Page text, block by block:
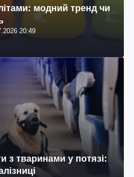
модний тренд чи
20:49
з тваринами у потязі: